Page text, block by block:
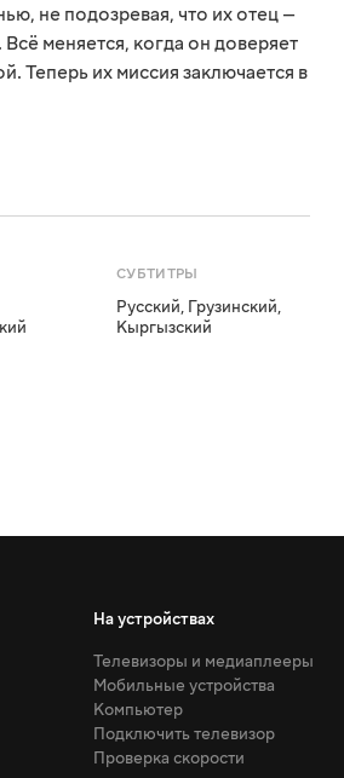
не подозревая, что их отец —
меняется, когда он доверяет
Теперь их миссия заключается в
СУБТИТРЫ
Русский, Грузинский,
Кыргызский
На устройствах
Телевизоры и медиаплееры
Мобильные устройства
Компьютер
Подключить телевизор
Проверка скорости